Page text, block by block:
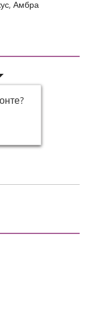
?
руб.
Амбра